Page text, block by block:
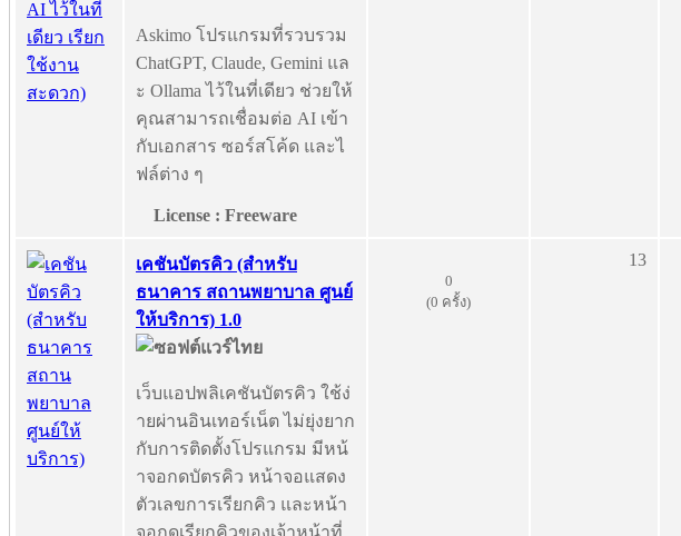
Askimo โปรแกรมที่รวบรวม
ChatGPT, Claude, Gemini แล
ะ Ollama ไว้ในที่เดียว ช่วยให้
คุณสามารถเชื่อมต่อ AI เข้า
กับเอกสาร ซอร์สโค้ด และไ
ฟล์ต่าง ๆ
License : Freeware
เคชันบัตรคิว (สำหรับ
ธนาคาร สถานพยาบาล ศูนย์
ให้บริการ) 1.0
เว็บแอปพลิเคชันบัตรคิว ใช้ง่
ายผ่านอินเทอร์เน็ต ไม่ยุ่งยาก
กับการติดตั้งโปรแกรม มีหน้
าจอกดบัตรคิว หน้าจอแสดง
ตัวเลขการเรียกคิว และหน้า
จอกดเรียกคิวของเจ้าหน้าที่
0
(0 ครั้ง)
13